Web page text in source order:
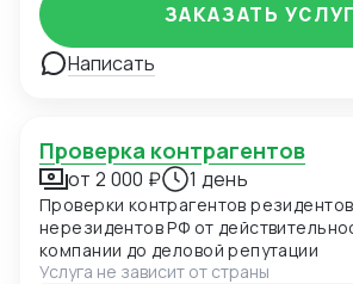
Написать
ЗАКАЗАТЬ
Проверка контрагентов
от 2 000 ₽ 1 день
Проверки контрагентов
нерезидентов РФ от действительности статуса
компании до деловой репутации
Услуга не зависит от страны